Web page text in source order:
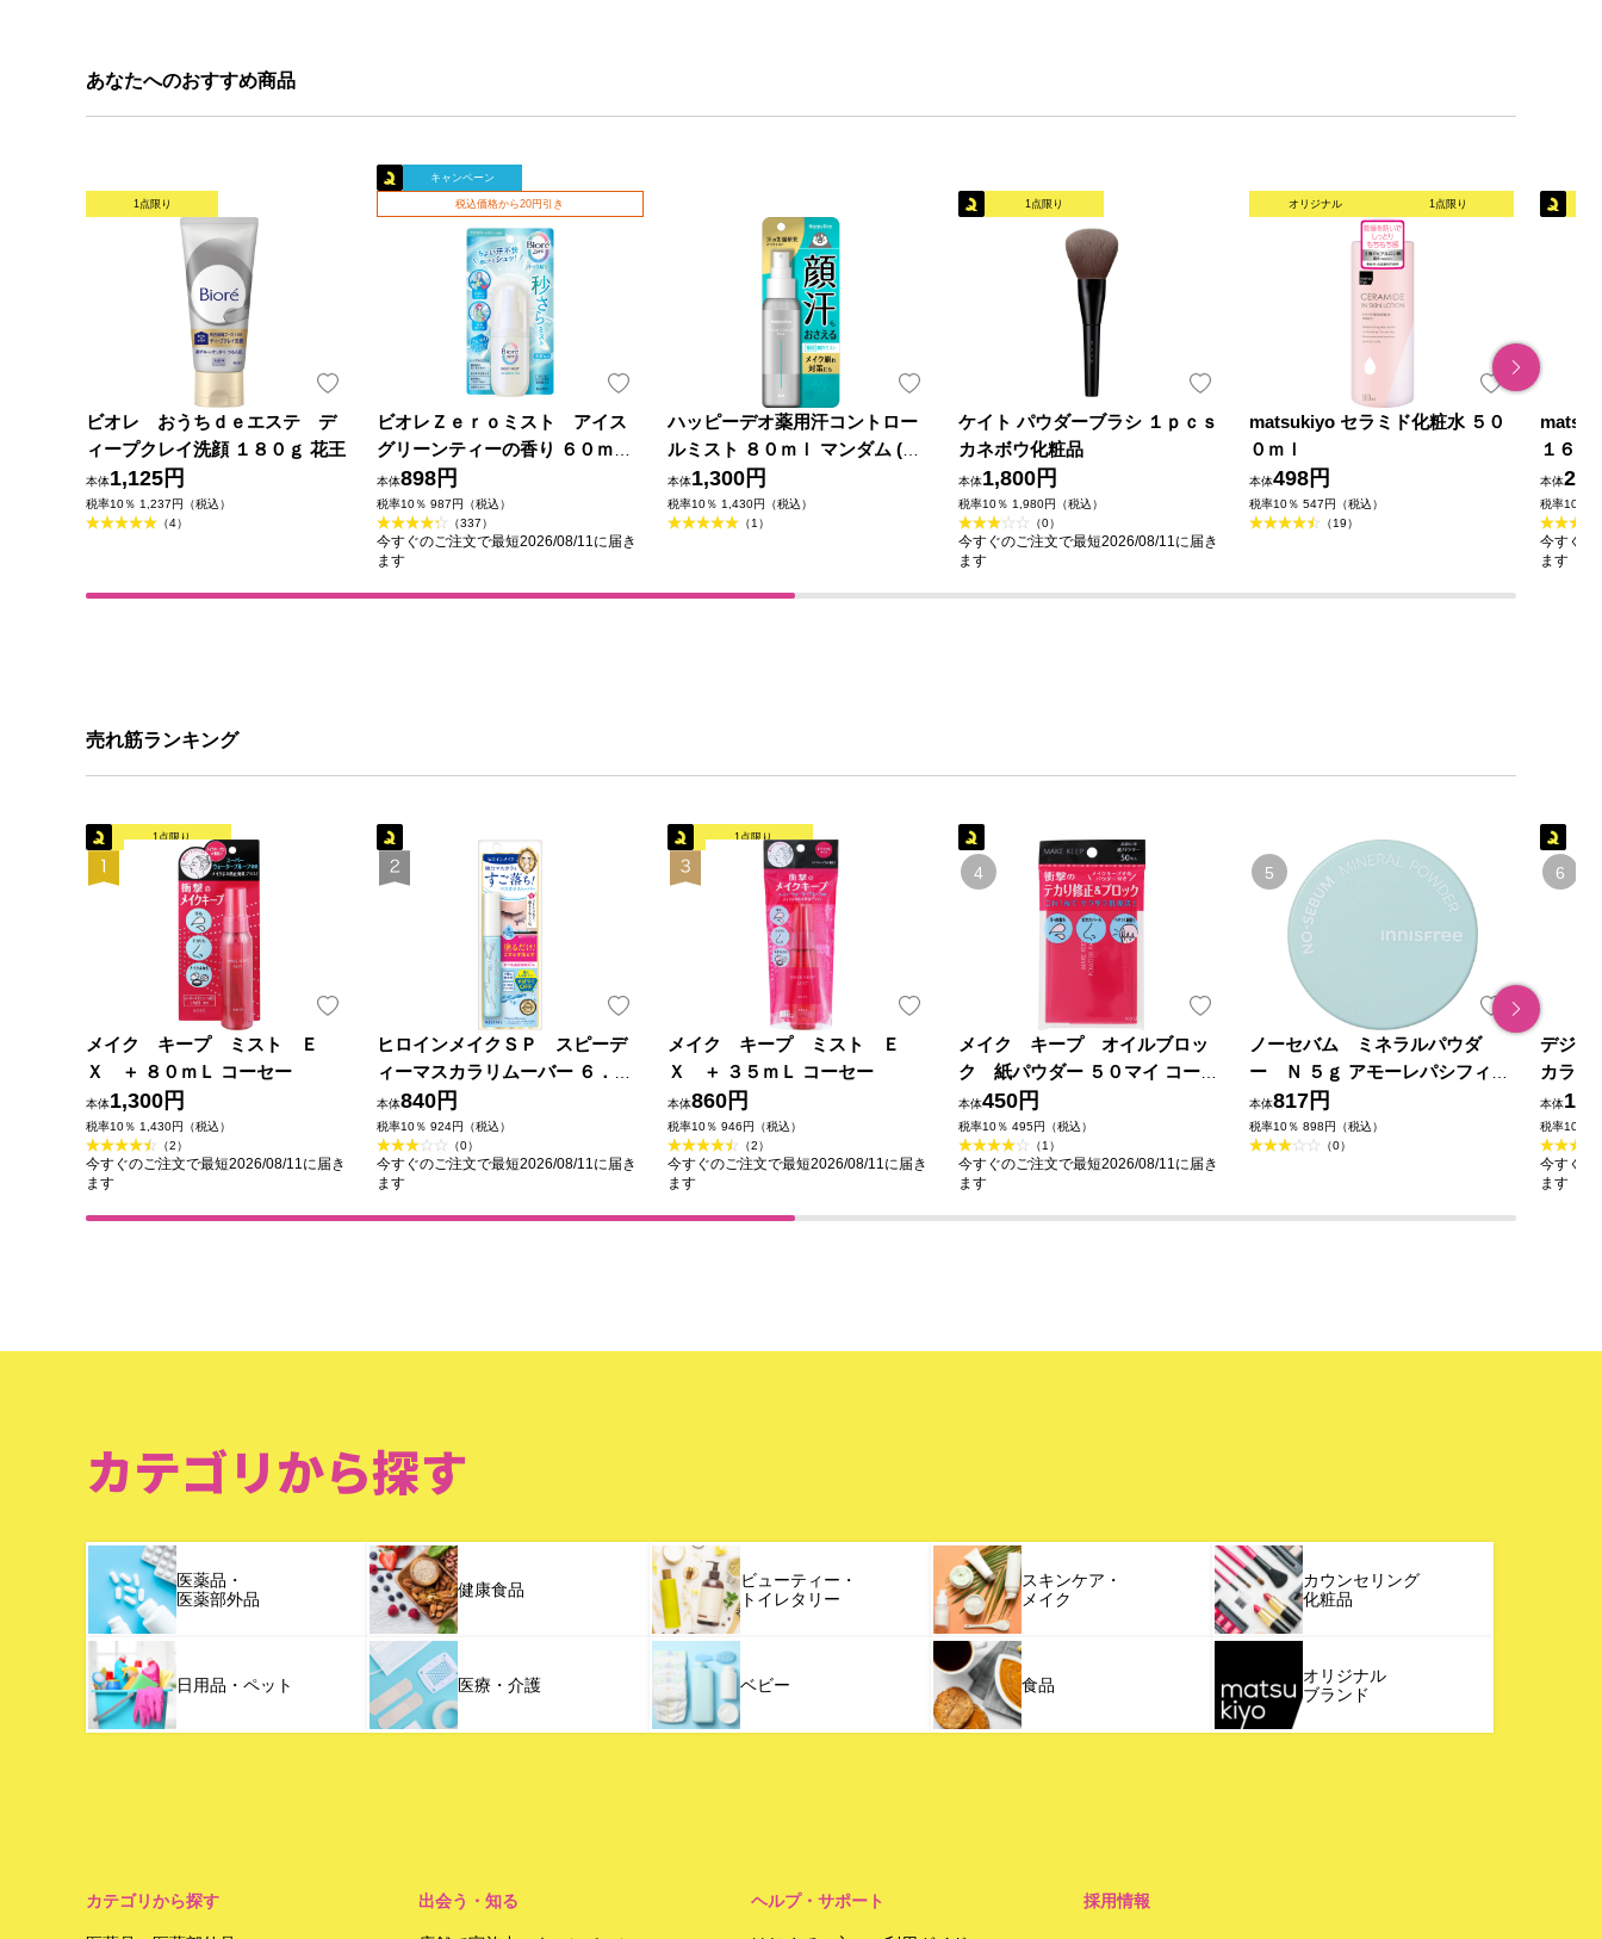
あなたへのおすすめ商品
1点限り
ビオレ おうちｄｅエステ デ
ィープクレイ洗顔 １８０ｇ 花王
本体1,125円
税率10％ 1,237円（税込）
（4）
キャンペーン
税込価格から20円引き
ビオレＺｅｒｏミスト アイス
グリーンティーの香り ６０ｍＬ
花王
本体898円
税率10％ 987円（税込）
（337）
今すぐのご注文で最短2026/08/11に届き
ます
ハッピーデオ薬用汗コントロー
ルミスト ８０ｍｌ マンダム (医
薬部外品)
本体1,300円
税率10％ 1,430円（税込）
（1）
1点限り
ケイト パウダーブラシ １ｐｃｓ
カネボウ化粧品
本体1,800円
税率10％ 1,980円（税込）
（0）
今すぐのご注文で最短2026/08/11に届き
ます
オリジナル 1点限り
matsukiyo セラミド化粧水 ５０
０ｍｌ
本体498円
税率10％ 547円（税込）
（19）
１６０
本体
税率10％
今すぐの
ます
売れ筋ランキング
1点限り
メイク キープ ミスト Ｅ
Ｘ ＋ ８０ｍＬ コーセー
本体1,300円
税率10％ 1,430円（税込）
（2）
今すぐのご注文で最短2026/08/11に届き
ます
ヒロインメイクＳＰ スピーデ
ィーマスカラリムーバー ６．６
ｍＬ 伊勢半
本体840円
税率10％ 924円（税込）
（0）
今すぐのご注文で最短2026/08/11に届き
ます
1点限り
メイク キープ ミスト Ｅ
Ｘ ＋ ３５ｍＬ コーセー
本体860円
税率10％ 946円（税込）
（2）
今すぐのご注文で最短2026/08/11に届き
ます
メイク キープ オイルブロッ
ク 紙パウダー ５０マイ コーセ
ー
本体450円
税率10％ 495円（税込）
（1）
今すぐのご注文で最短2026/08/11に届き
ます
ノーセバム ミネラルパウダ
ー Ｎ ５ｇ アモーレパシフィッ
クジャパン
本体817円
税率10％ 898円（税込）
（0）
デジャ
カラＥ
本体
税率10％
今すぐの
ます
カテゴリから探す
医薬品・
医薬部外品
健康食品
ビューティー・
トイレタリー
スキンケア・
メイク
カウンセリング
化粧品
日用品・ペット 医療・介護 ベビー 食品
オリジナル
ブランド
カテゴリから探す 出会う・知る ヘルプ・サポート 採用情報